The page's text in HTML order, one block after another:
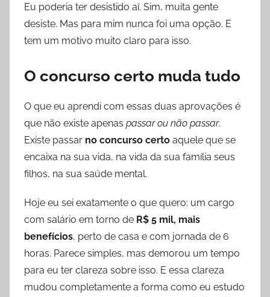
Eu poderia ter desistido aí. Sim, muita gente
desiste. Mas para mim nunca foi uma opção. E
tem um motivo muito claro para isso.
O concurso certo muda tudo
O que eu aprendi com essas duas aprovações é
que não existe apenas passar ou não passar.
Existe passar no concurso certo aquele que se
encaixa na sua vida, na vida da sua família seus
filhos, na sua saúde mental.
Hoje eu sei exatamente o que quero: um cargo
com salário em torno de R$ 5 mil, mais
benefícios, perto de casa e com jornada de 6
horas. Parece simples, mas demorou um tempo
para eu ter clareza sobre isso. E essa clareza
mudou completamente a forma como eu estudo